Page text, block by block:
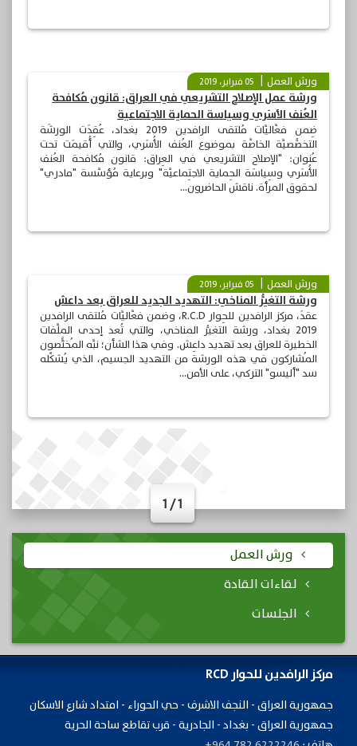
ورش العمل 05 فبراير، 2019
ورشة عمل الإصلاح التشريعي في العراق: قانون مُكافحة
العُنف الأسَري وسياسة الحماية الاجتماعية
ضِمن فعَّاليَّات مُلتقى الرافدين 2019 بغداد، عُقِدَت الورشَة
التخصُّصيَّة الخاصَّة بموضوع العُنف الأُسَري، والتي أُقيمَت تحت
عُنوان: "الإصلاح التشريعي في العِراق: قانون مُكافحة العُنف
الأُسَري وسِياسَة الحِماية الاجتِماعيَّة" وبرعاية مُؤسَّسة "مادري"
لحقوق المرأة. ناقش الحاضرون...
ورش العمل 05 فبراير، 2019
ورشة التغيُّر المناخي: التهديد الجديد للعراق بعد داعش
عقدَ، مركز الرافدين للحِوار R.C.D، وضمن فعَّاليَّات مُلتقى الرافدين
2019 بغداد، ورشة التغيُّر المناخي، والتي تُعد إحدى الملَّفات
الخطيرة للعراق بعد تهديد داعِش. وفي هذا الشأن؛ نبَّه المُختًَّصون
المُشاركون في هذه الورشة من التهديد الجسيم، الذي يُشكِّله
سد "أليسو" التركي، على الأمن...
1 / 1
ورش العمل
لقاءات القادة
الجلسات
مركز الرافدين للحوار RCD
جمهورية ​العراق - النجف الاشرف - حي الحوراء - امتداد شارع الاسكان
جمهورية العراق - بغداد - الجادرية - قرب تقاطع ساحة الحرية